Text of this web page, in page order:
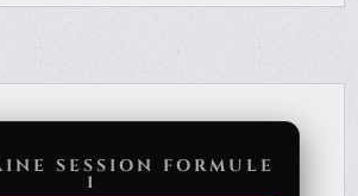
SESSION FORMULE
1